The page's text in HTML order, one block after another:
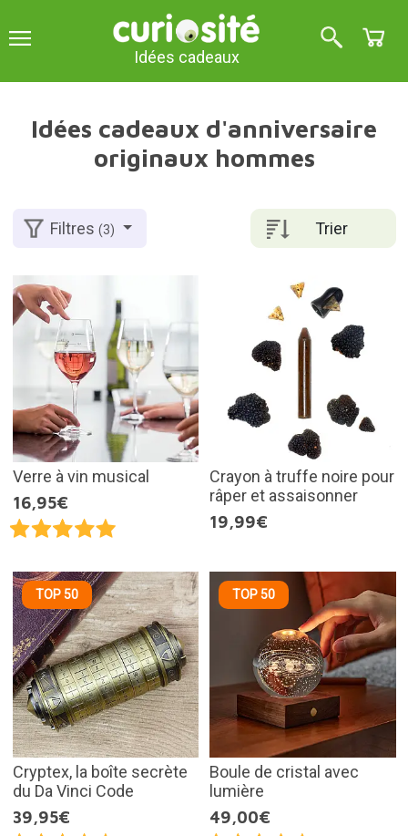
Idées cadeaux
Idées cadeaux d'anniversaire
originaux hommes
Trier
Filtres(3)
Verre à vin musical
16,95€
Crayon à truffe noire pour
râper et assaisonner
19,99€
TOP 50
Cryptex, la boîte secrète
du Da Vinci Code
39,95€
TOP 50
Boule de cristal avec
lumière
49,00€